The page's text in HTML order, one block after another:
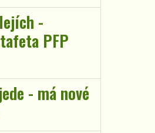
-
PFP
- má nové